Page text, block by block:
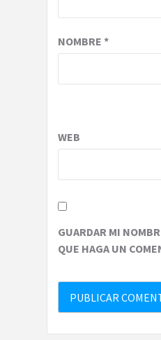
NOMBRE *
WEB
GUARDAR MI
QUE HAGA UN